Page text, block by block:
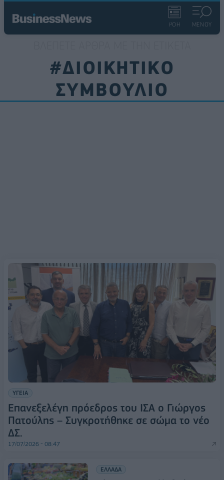
ΡΟΗ ΜΕΝΟΥ
#ΔΙΟΙΚΗΤΙΚΟ
ΣΥΜΒΟΥΛΙΟ
ΥΓΕΙΑ
Επανεξελέγη πρόεδρος του ΙΣΑ ο Γιώργος
Πατούλης – Συγκροτήθηκε σε σώμα το νέο
ΔΣ.
17/07/2026 - 08:47
ΕΛΛΑΔΑ